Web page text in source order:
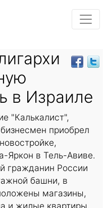
в Израиле
"Калькалист",
приобрел
Яркон в Тель-Авиве.
гражданин России
башни, в
магазины,
и жилые квартиры.